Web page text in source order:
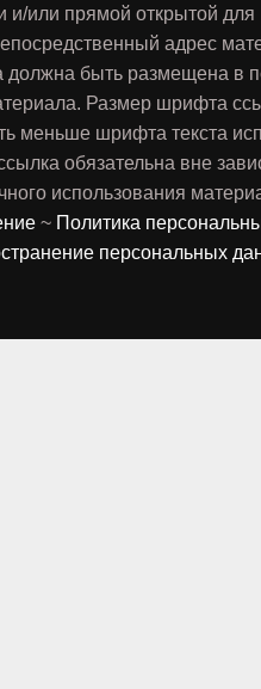
и/или прямой открытой
адрес
быть размещена в
Размер шрифта
меньше шрифта текста
обязательна вне
использования
~ Политика
персональных